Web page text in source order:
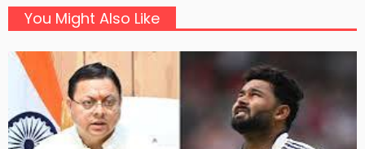
You Might Also Like